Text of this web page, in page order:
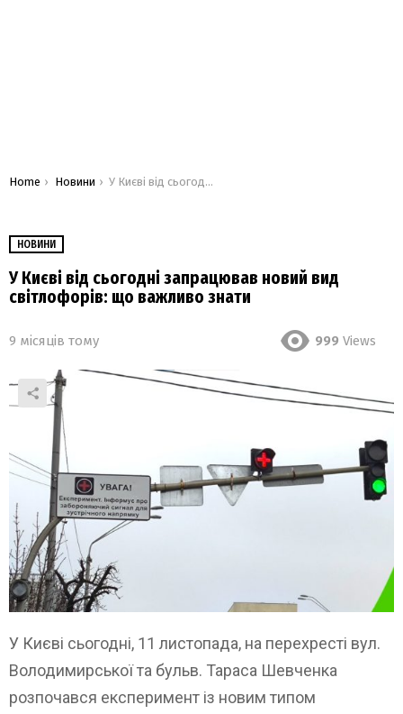
You are here:
Home Новини У Києві від сьогодні запрацював новий вид світлофорів: що важливо знати
НОВИНИ
У Києві від сьогодні запрацював новий вид
світлофорів: що важливо знати
9 місяців тому 999 Views
У Києві сьогодні, 11 листопада, на перехресті вул.
Володимирської та бульв. Тараса Шевченка
розпочався експеримент із новим типом